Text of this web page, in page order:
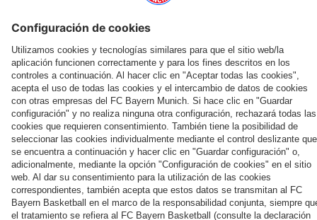
ESTO LE PUEDE INTERESAR
TIENDA
ONLINE
¡Disponible
la nueva
primera
equipación
para la
2025/26!
OFERTA
VENTILADOR
FC Bayern
Múnich
Tarjetas de
autógrafos
AFICIÓN
Clubs
de fans
MYFCBAYERN
Descubre tu
espacio
personal para
fans
Colaborador